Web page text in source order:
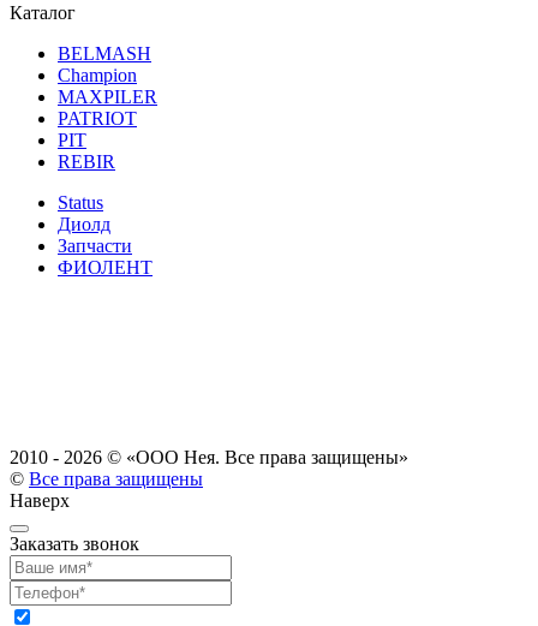
Каталог
BELMASH
Champion
MAXPILER
PATRIOT
PIT
REBIR
Status
Диолд
Запчасти
ФИОЛЕНТ
2010 - 2026 © «ООО Нея. Все права защищены»
© Все права защищены
Наверх
Заказать звонок